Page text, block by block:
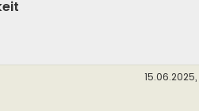
15.06.2025,